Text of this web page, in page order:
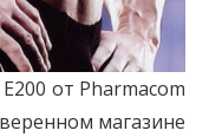
от Pharmacom
магазине